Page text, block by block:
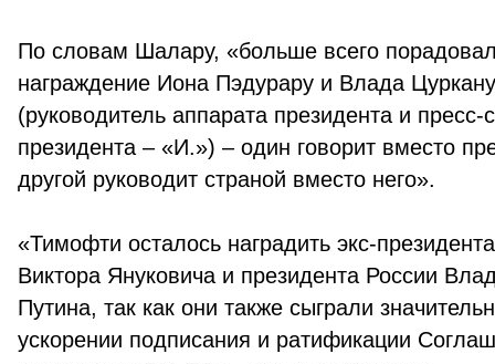
По словам Шалару, «больше всего
награждение Иона Пэдурару и Влада Цуркану
(руководитель аппарата президента и пресс-
президента – «И.») – один говорит вместо
другой руководит страной вместо него».
«Тимофти осталось наградить экс-
Виктора Януковича и президента России
Путина, так как они также сыграли
ускорении подписания и ратификации